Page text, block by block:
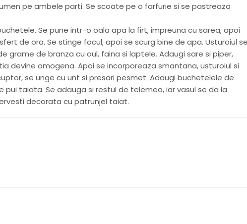
pe ambele parti. Se scoate pe o farfurie si se pastreaza
Se pune intr-o oala apa la firt, impreuna cu sarea, apoi
de ora. Se stinge focul, apoi se scurg bine de apa. Usturoiul se
grame de branza cu oul, faina si laptele. Adaugi sare si piper,
devine omogena. Apoi se incorporeaza smantana, usturoiul si
se unge cu unt si presari pesmet. Adaugi buchetelele de
taiata. Se adauga si restul de telemea, iar vasul se da la
decorata cu patrunjel taiat.